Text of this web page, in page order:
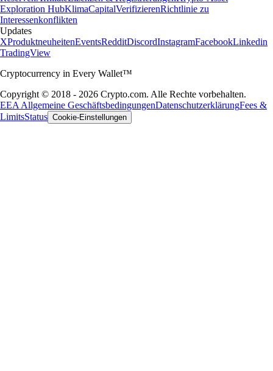
Exploration HubKlimaCapitalVerifizierenRichtlinie zu
Interessenkonflikten
Updates
XProduktneuheitenEventsRedditDiscordInstagramFacebookLinkedin
TradingView
Cryptocurrency in Every Wallet™
Copyright © 2018 - 2026 Crypto.com. Alle Rechte vorbehalten.
EEA Allgemeine GeschäftsbedingungenDatenschutzerklärungFees &
LimitsStatus Cookie-Einstellungen